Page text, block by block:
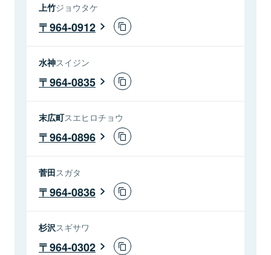
上竹ジョウタケ
964-0912
水神スイジン
964-0835
末広町スエヒロチョウ
964-0896
菅田スガタ
964-0836
杉沢スギサワ
964-0302